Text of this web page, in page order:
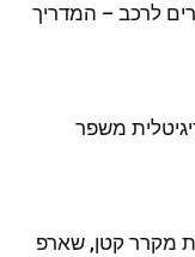
לרכב – המדריך
משפר
מקרר קטן, שארפ